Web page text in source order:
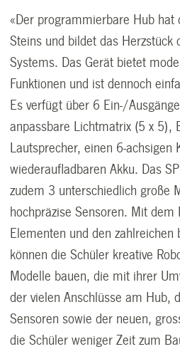
«Der programmierbare Hub hat
Steins und bildet das Herzstück
Systems. Das Gerät bietet
Funktionen und ist dennoch
Es verfügt über 6 Ein-/
anpassbare Lichtmatrix (5 x 5),
Lautsprecher, einen 6-achsigen
wiederaufladbaren Akku. Das
zudem 3 unterschiedlich große
hochpräzise Sensoren. Mit dem
Elementen und den zahlreichen
können die Schüler kreative
Modelle bauen, die mit ihrer
der vielen Anschlüsse am Hub,
Sensoren sowie der neuen,
die Schüler weniger Zeit zum